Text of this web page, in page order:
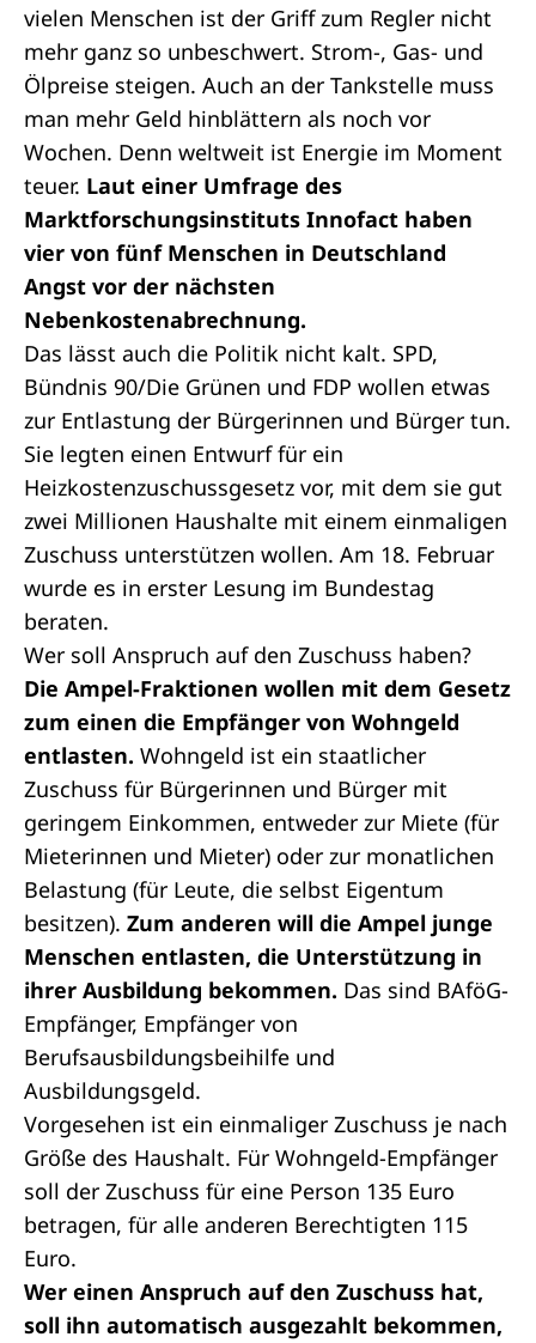
vielen Menschen ist der Griff zum Regler nicht
mehr ganz so unbeschwert. Strom-, Gas- und
Ölpreise steigen. Auch an der Tankstelle muss
man mehr Geld hinblättern als noch vor
Wochen. Denn weltweit ist Energie im Moment
teuer. Laut einer Umfrage des
Marktforschungsinstituts Innofact haben
vier von fünf Menschen in Deutschland
Angst vor der nächsten
Nebenkostenabrechnung.
Das lässt auch die Politik nicht kalt. SPD,
Bündnis 90/Die Grünen und FDP wollen etwas
zur Entlastung der Bürgerinnen und Bürger tun.
Sie legten einen Entwurf für ein
Heizkostenzuschussgesetz vor, mit dem sie gut
zwei Millionen Haushalte mit einem einmaligen
Zuschuss unterstützen wollen. Am 18. Februar
wurde es in erster Lesung im Bundestag
beraten.
Wer soll Anspruch auf den Zuschuss haben?
Die Ampel-Fraktionen wollen mit dem Gesetz
zum einen die Empfänger von Wohngeld
entlasten. Wohngeld ist ein staatlicher
Zuschuss für Bürgerinnen und Bürger mit
geringem Einkommen, entweder zur Miete (für
Mieterinnen und Mieter) oder zur monatlichen
Belastung (für Leute, die selbst Eigentum
besitzen). Zum anderen will die Ampel junge
Menschen entlasten, die Unterstützung in
ihrer Ausbildung bekommen. Das sind BAföG-
Empfänger, Empfänger von
Berufsausbildungsbeihilfe und
Ausbildungsgeld.
Vorgesehen ist ein einmaliger Zuschuss je nach
Größe des Haushalt. Für Wohngeld-Empfänger
soll der Zuschuss für eine Person 135 Euro
betragen, für alle anderen Berechtigten 115
Euro.
Wer einen Anspruch auf den Zuschuss hat,
soll ihn automatisch ausgezahlt bekommen,